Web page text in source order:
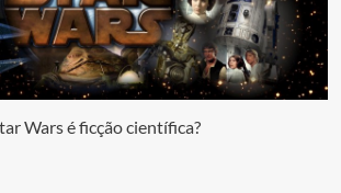
Wars é ficção científica?